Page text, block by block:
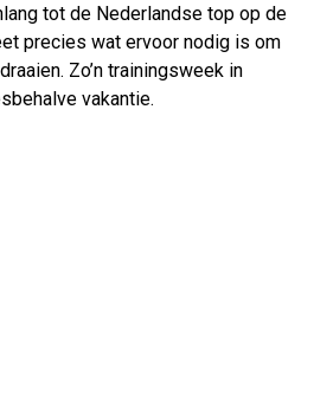
tot de Nederlandse top op de
precies wat ervoor nodig is om
Zo’n trainingsweek in
vakantie.